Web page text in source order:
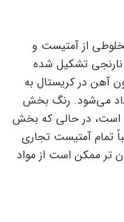
از آمتیست و
نارنجی تشکیل شده
آهن در کریستال به
می‌شود. رنگ بخش
است، در حالی که بخش
تمام آمتیست تجاری
تر ممکن است از مواد